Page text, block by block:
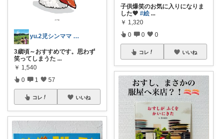
yu.2児シンママ いつも心から感謝です
3歳頃～おすすめです。思わず
笑ってしまうた ...
￥ 1,540
0 1 57
コレ いいね
子供爆笑のお気に入りになりま
した🧡 #絵 ...
￥ 1,320
0 0 0
コレ いいね